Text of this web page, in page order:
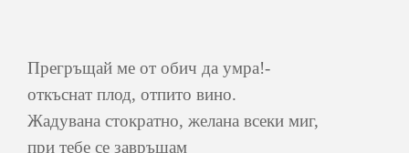
Прегръщай ме от обич да умра!-
откъснат плод, отпито вино.
Жадувана стократно, желана всеки миг,
при тебе се завръщам